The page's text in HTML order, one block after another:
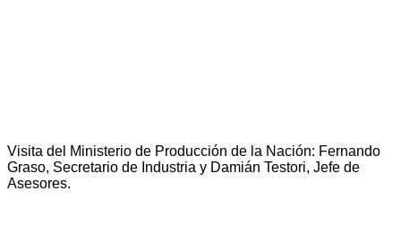
Visita del Ministerio de Producción de la Nación: Fernando
Graso, Secretario de Industria y Damián Testori, Jefe de
Asesores.